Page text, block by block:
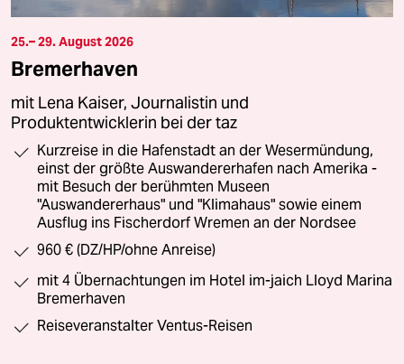
25.– 29. August 2026
Bremerhaven
mit Lena Kaiser, Journalistin und
Produktentwicklerin bei der taz
Kurzreise in die Hafenstadt an der Wesermündung,
einst der größte Auswandererhafen nach Amerika -
mit Besuch der berühmten Museen
"Auswandererhaus" und "Klimahaus" sowie einem
Ausflug ins Fischerdorf Wremen an der Nordsee
960 € (DZ/HP/ohne Anreise)
mit 4 Übernachtungen im Hotel im-jaich Lloyd Marina
Bremerhaven
Reiseveranstalter Ventus-Reisen